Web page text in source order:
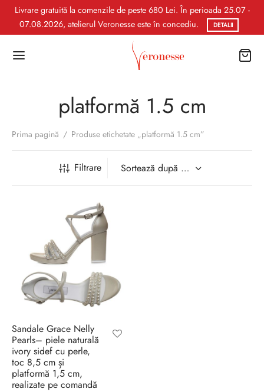
Livrare gratuită la comenzile de peste 680 Lei. În perioada 25.07 -
07.08.2026, atelierul Veronesse este în concediu.
DETALII
platformă 1.5 cm
Prima pagină / Produse etichetate „platformă 1.5 cm”
Filtrare
Sandale Grace Nelly
Pearls– piele naturală
ivory sidef cu perle,
toc 8,5 cm și
platformă 1,5 cm,
realizate pe comandă